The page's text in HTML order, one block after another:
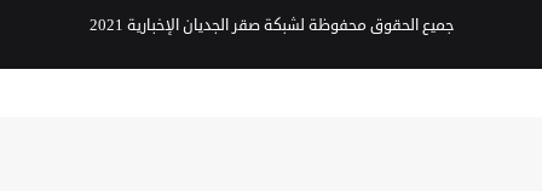
جميع الحقوق محفوظة لشبكة صقر الجديان الإخبارية 2021